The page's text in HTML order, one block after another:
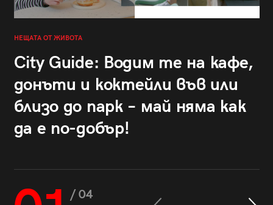
НЕЩАТА ОТ ЖИВОТА
City Guide: Водим те на кафе,
донъти и коктейли във или
близо до парк – май няма как
да е по-добър!
/ 04